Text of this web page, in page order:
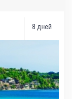
8 дней